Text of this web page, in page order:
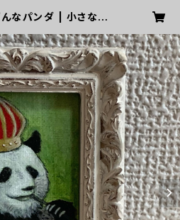
んなパンダ | 小さな声